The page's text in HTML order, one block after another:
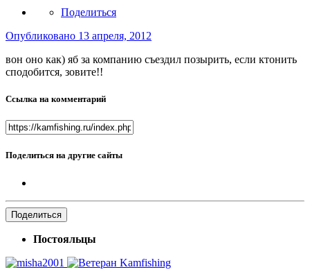
Поделиться
Опубликовано 13 апреля, 2012
вон оно как) яб за компанию съездил позырить, если ктонить
сподобится, зовите!!
Ссылка на комментарий
Поделиться на другие сайты
Поделиться
Постояльцы